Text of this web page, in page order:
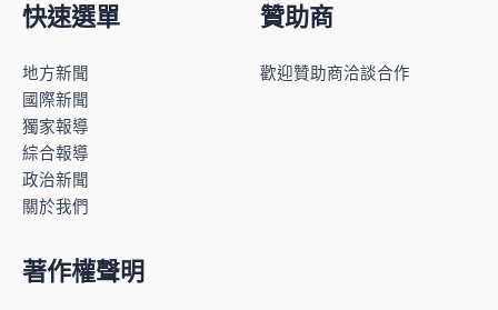
快速選單
地方新聞
國際新聞
獨家報導
綜合報導
政治新聞
關於我們
贊助商
歡迎贊助商洽談合作
著作權聲明